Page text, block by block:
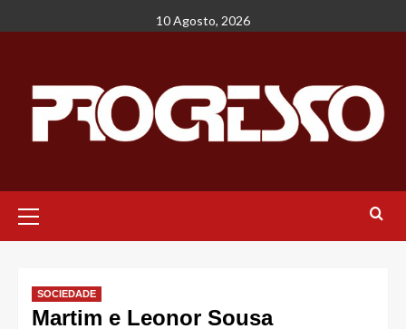
para
10 Agosto, 2026
principal
SOCIEDADE
Martim e Leonor Sousa